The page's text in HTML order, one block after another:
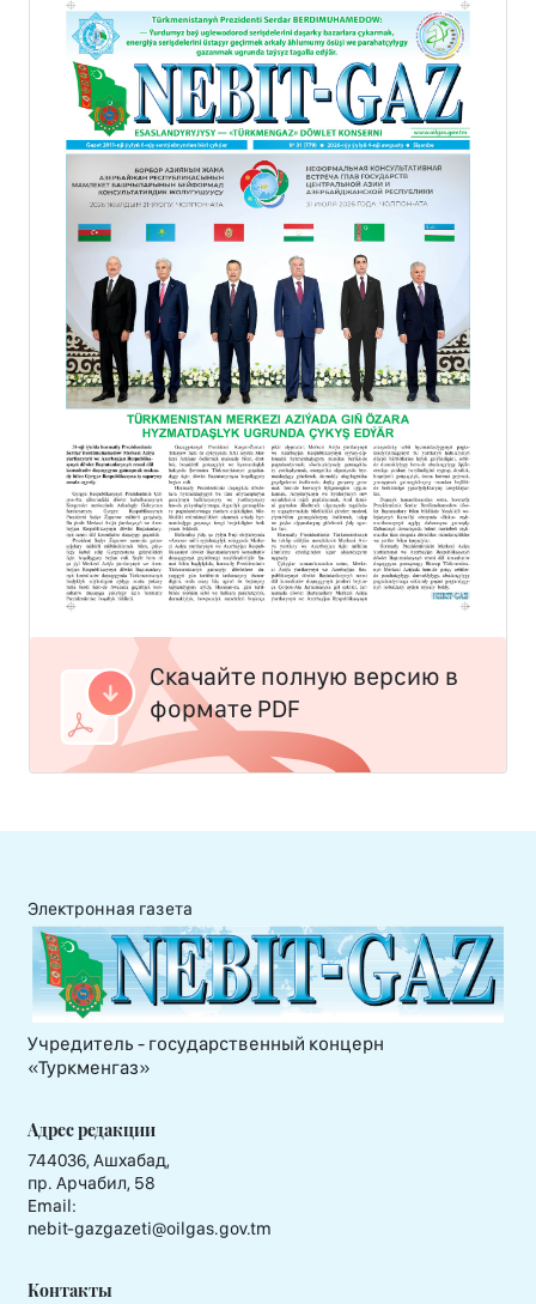
Скачайте полную версию в
формате PDF
Электронная газета
Учредитель - государственный концерн
«Туркменгаз»
Адрес редакции
744036, Ашхабад,
пр. Арчабил, 58
Email:
nebit-gazgazeti@oilgas.gov.tm
Контакты